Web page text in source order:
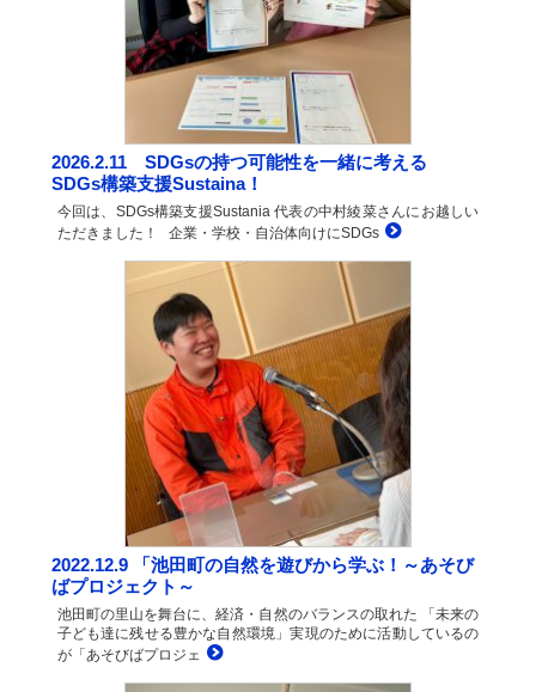
2026.2.11 SDGsの持つ可能性を一緒に考える
SDGs構築支援Sustaina！
今回は、SDGs構築支援Sustania 代表の中村綾菜さんにお越しい
ただきました！ 企業・学校・自治体向けにSDGs
2022.12.9 「池田町の自然を遊びから学ぶ！～あそび
ばプロジェクト～
池田町の里山を舞台に、経済・自然のバランスの取れた 「未来の
子ども達に残せる豊かな自然環境」実現のために活動しているの
が「あそびばプロジェ